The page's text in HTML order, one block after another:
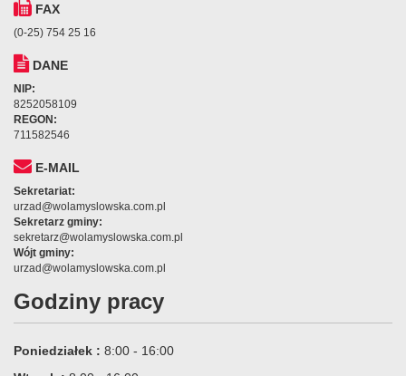
FAX
(0-25) 754 25 16
DANE
NIP:
8252058109
REGON:
711582546
E-MAIL
Sekretariat:
urzad@wolamyslowska.com.pl
Sekretarz gminy:
sekretarz@wolamyslowska.com.pl
Wójt gminy:
urzad@wolamyslowska.com.pl
Godziny pracy
Poniedziałek : 8:00 - 16:00